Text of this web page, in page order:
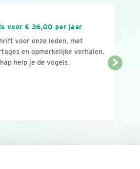
voor € 36,00 per jaar
voor onze leden, met
en opmerkelijke verhalen.
help je de vogels.